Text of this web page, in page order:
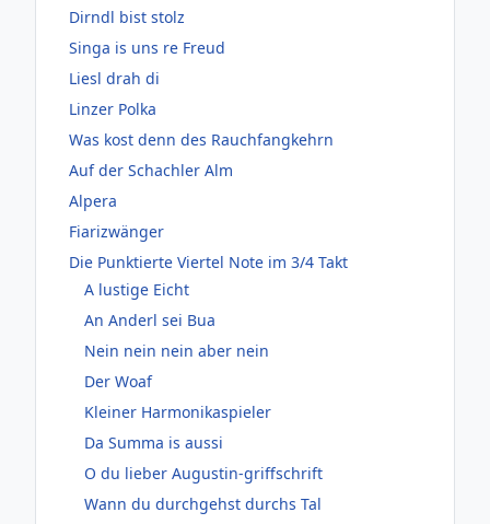
Dirndl bist stolz
Singa is uns re Freud
Liesl drah di
Linzer Polka
Was kost denn des Rauchfangkehrn
Auf der Schachler Alm
Alpera
Fiarizwänger
Die Punktierte Viertel Note im 3/4 Takt
A lustige Eicht
An Anderl sei Bua
Nein nein nein aber nein
Der Woaf
Kleiner Harmonikaspieler
Da Summa is aussi
O du lieber Augustin-griffschrift
Wann du durchgehst durchs Tal